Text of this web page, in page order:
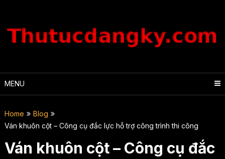
content
MENU
Home
Blog
Ván khuôn cột – Công cụ đắc lực hỗ trợ công trình thi công
Ván khuôn cột – Công cụ đắc